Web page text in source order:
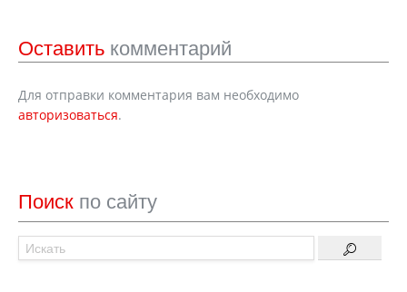
Оставить комментарий
Для отправки комментария вам необходимо
авторизоваться.
Поиск по сайту